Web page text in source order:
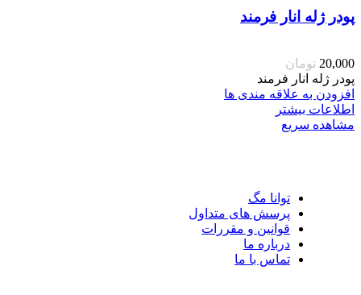
پودر ژله انار فرمند
20,000 تومان
پودر ژله انار فرمند
افزودن به علاقه مندی ها
اطلاعات بیشتر
مشاهده سریع
توانا مگ
پرسش های متداول
قوانین و مقررات
درباره ما
تماس با ما